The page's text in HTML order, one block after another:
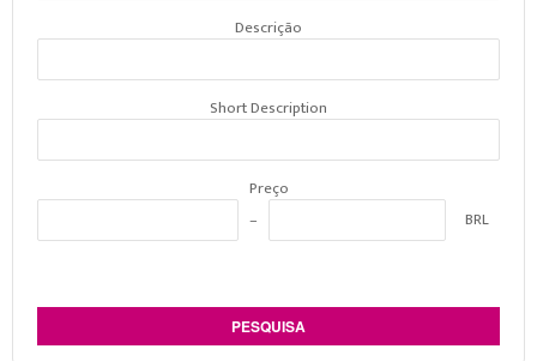
Descrição
Short Description
Preço
BRL
PESQUISA